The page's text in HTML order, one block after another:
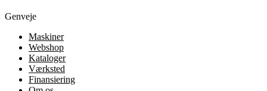
Genveje
Maskiner
Webshop
Kataloger
Værksted
Finansiering